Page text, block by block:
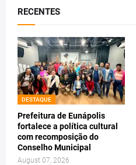
RECENTES
DESTAQUE
Prefeitura de Eunápolis
fortalece a política cultural
com recomposição do
Conselho Municipal
August 07, 2026